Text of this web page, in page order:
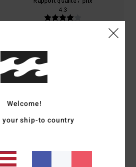
4.3
grand
5 /5
Welcome!
your ship-to country